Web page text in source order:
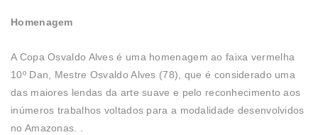
Homenagem
A Copa Osvaldo Alves é uma homenagem ao faixa vermelha
10º Dan, Mestre Osvaldo Alves (78), que é considerado uma
das maiores lendas da arte suave e pelo reconhecimento aos
inúmeros trabalhos voltados para a modalidade desenvolvidos
no Amazonas. .